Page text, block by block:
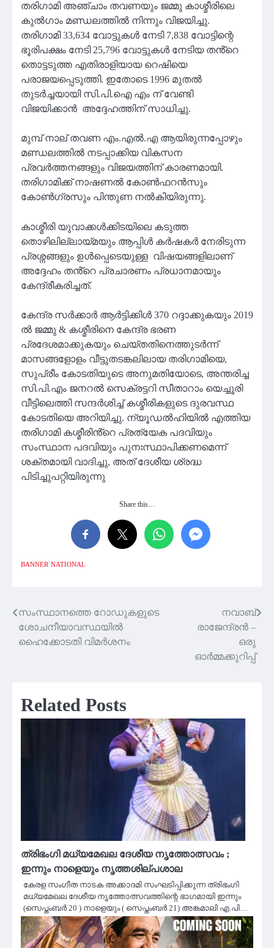
തരിഗാമി അഞ്ചാം തവണയും ജമ്മു കാശ്മീരിലെ
കുൽഗാം മണ്ഡലത്തിൽ നിന്നും വിജയിച്ചു.
തരിഗാമി 33,634 വോട്ടുകൾ നേടി 7,838 വോട്ടിന്റെ
ഭൂരിപക്ഷം നേടി 25,796 വോട്ടുകൾ നേടിയ തൻ്റെ
തൊട്ടടുത്ത എതിരാളിയായ റെഷിയെ
പരാജയപ്പെടുത്തി. ഇതോടെ 1996 മുതൽ
തുടർച്ചയായി സി.പി.ഐ എം ന് വേണ്ടി
വിജയിക്കാൻ അദ്ദേഹത്തിന് സാധിച്ചു.
മുമ്പ് നാല് തവണ എം.എൽ.എ ആയിരുന്നപ്പോഴും
മണ്ഡലത്തിൽ നടപ്പാക്കിയ വികസന
പ്രവർത്തനങ്ങളും വിജയത്തിന് കാരണമായി.
തരിഗാമിക്ക് നാഷണൽ കോൺഫറൻസും
കോൺഗ്രസും പിന്തുണ നൽകിയിരുന്നു.
കാശ്മീരി യുവാക്കൾക്കിടയിലെ കടുത്ത
തൊഴിലില്ലായ്മയും ആപ്പിൾ കർഷകർ നേരിടുന്ന
പ്രശ്നങ്ങളും ഉൾപ്പെടെയുള്ള വിഷയങ്ങളിലാണ്
അദ്ദേഹം തൻ്റെ പ്രചാരണം പ്രധാനമായും
കേന്ദ്രീകരിച്ചത്.
കേന്ദ്ര സർക്കാർ ആർട്ടിക്കിൾ 370 റദ്ദാക്കുകയും 2019
ൽ ജമ്മു & കശ്മീരിനെ കേന്ദ്ര ഭരണ
പ്രദേശമാക്കുകയും ചെയ്തതിനെത്തുടർന്ന്
മാസങ്ങളോളം വീട്ടുതടങ്കലിലായ തരിഗാമിയെ,
സുപ്രീം കോടതിയുടെ അനുമതിയോടെ, അന്തരിച്ച
സി.പി.എം ജനറൽ സെക്രട്ടറി സീതാറാം യെച്ചൂരി
വീട്ടിലെത്തി സന്ദർശിച്ച് കശ്മീരികളുടെ ദുരവസ്ഥ
കോടതിയെ അറിയിച്ചു. ന്യൂഡൽഹിയിൽ എത്തിയ
തരിഗാമി കശ്മീരിൻ്റെ പ്രത്യേക പദവിയും
സംസ്ഥാന പദവിയും പുനഃസ്ഥാപിക്കണമെന്ന്
ശക്തമായി വാദിച്ചു, അത് ദേശീയ ശ്രദ്ധ
പിടിച്ചുപറ്റിയിരുന്നു
Share this…
BANNER NATIONAL
Post
navigation
സംസ്ഥാനത്തെ റോഡുകളുടെ
ശോചനീയാവസ്ഥയിൽ
ഹൈക്കോടതി വിമർശനം
നവാബ്
രാജേന്ദ്രൻ –
ഒരു
ഓർമ്മക്കുറിപ്പ്
Related Posts
ത്രിഭംഗി മധ്യമേഖല ദേശീയ നൃത്തോത്സവം ;
ഇന്നും നാളെയും നൃത്തശില്പശാല
കേരള സംഗീത നാടക അക്കാദമി സംഘടിപ്പിക്കുന്ന ത്രിഭംഗി
മധ്യമേഖല ദേശീയ നൃത്തോത്സവത്തിന്റെ ഭാഗമായി ഇന്നും
(സെപ്തംബര്‍ 20 ) നാളെയും ( സെപ്തംബർ 21) അങ്കമാലി എ.പി…